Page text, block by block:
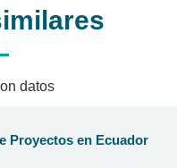
datos
Proyectos en Ecuador